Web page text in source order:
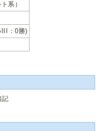
系）
：0勝)
記